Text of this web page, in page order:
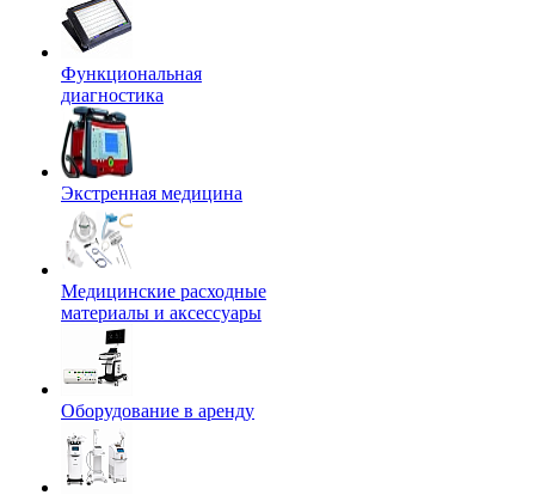
Функциональная
диагностика
Экстренная медицина
Медицинские расходные
материалы и аксессуары
Оборудование в аренду